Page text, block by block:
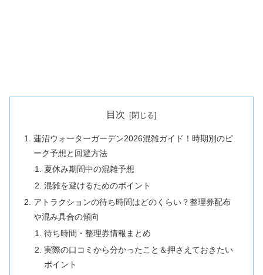
目次
蓮沼ウォーターガーデン2026混雑ガイド！時期別のピ
ーク予想と回避方法
夏休み期間中の混雑予想
混雑を避けるためのポイント
アトラクションの待ち時間はどのくらい？整理券配布
や混み具合の傾向
待ち時間・整理券情報まとめ
実際の口コミから分かったこと＆押さえておきたい
ポイント